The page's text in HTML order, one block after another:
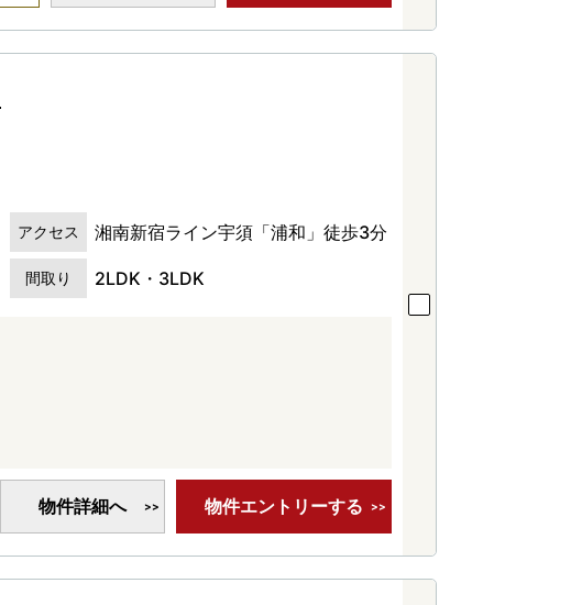
アクセス 湘南新宿ライン宇須「浦和」徒歩3分
間取り 2LDK・3LDK
物件詳細へ 物件エントリーする